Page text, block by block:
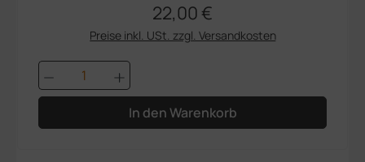
Regulärer Preis:
22,00 €
Preise inkl. USt. zzgl. Versandkosten
Produkt Anzahl: Gib den
In den Warenkorb